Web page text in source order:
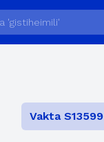
Vakta S13599